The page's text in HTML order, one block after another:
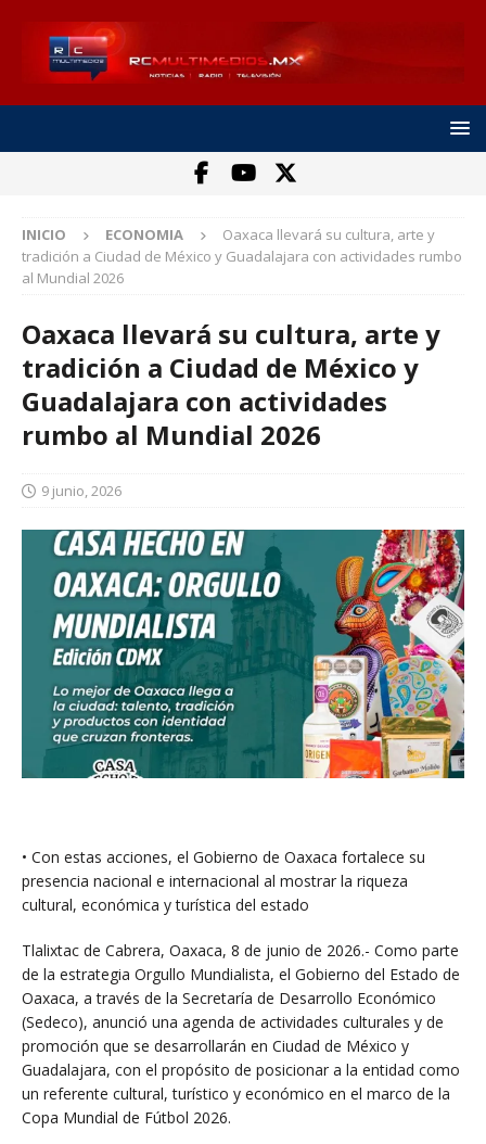
INICIO ECONOMIA
Oaxaca llevará su cultura, arte y
tradición a Ciudad de México y Guadalajara con actividades rumbo
al Mundial 2026
Oaxaca llevará su cultura, arte y
tradición a Ciudad de México y
Guadalajara con actividades
rumbo al Mundial 2026
9 junio, 2026
• Con estas acciones, el Gobierno de Oaxaca fortalece su
presencia nacional e internacional al mostrar la riqueza
cultural, económica y turística del estado
Tlalixtac de Cabrera, Oaxaca, 8 de junio de 2026.- Como parte
de la estrategia Orgullo Mundialista, el Gobierno del Estado de
Oaxaca, a través de la Secretaría de Desarrollo Económico
(Sedeco), anunció una agenda de actividades culturales y de
promoción que se desarrollarán en Ciudad de México y
Guadalajara, con el propósito de posicionar a la entidad como
un referente cultural, turístico y económico en el marco de la
Copa Mundial de Fútbol 2026.